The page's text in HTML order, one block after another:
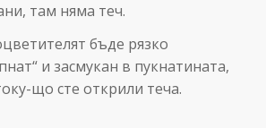
там няма теч.
бъде рязко
и засмукан в пукнатината,
що сте открили теча.